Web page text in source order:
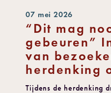
07 mei 2026
“Dit mag
gebeuren”
van
herdenking
Tijdens de herdenking